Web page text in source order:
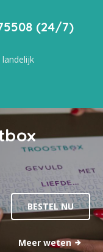
(24/7)
BESTEL NU
Meer weten